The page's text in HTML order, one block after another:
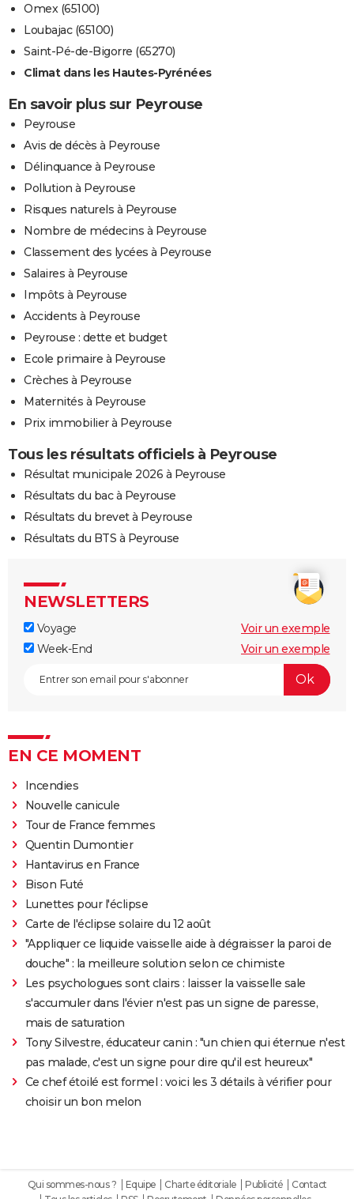
Omex (65100)
Loubajac (65100)
Saint-Pé-de-Bigorre (65270)
Climat dans les Hautes-Pyrénées
En savoir plus sur Peyrouse
Peyrouse
Avis de décès à Peyrouse
Délinquance à Peyrouse
Pollution à Peyrouse
Risques naturels à Peyrouse
Nombre de médecins à Peyrouse
Classement des lycées à Peyrouse
Salaires à Peyrouse
Impôts à Peyrouse
Accidents à Peyrouse
Peyrouse : dette et budget
Ecole primaire à Peyrouse
Crèches à Peyrouse
Maternités à Peyrouse
Prix immobilier à Peyrouse
Tous les résultats officiels à Peyrouse
Résultat municipale 2026 à Peyrouse
Résultats du bac à Peyrouse
Résultats du brevet à Peyrouse
Résultats du BTS à Peyrouse
NEWSLETTERS
Voyage
Voir un exemple
Week-End
Voir un exemple
EN CE MOMENT
Incendies
Nouvelle canicule
Tour de France femmes
Quentin Dumontier
Hantavirus en France
Bison Futé
Lunettes pour l'éclipse
Carte de l'éclipse solaire du 12 août
"Appliquer ce liquide vaisselle aide à dégraisser la paroi de
douche" : la meilleure solution selon ce chimiste
Les psychologues sont clairs : laisser la vaisselle sale
s'accumuler dans l'évier n'est pas un signe de paresse,
mais de saturation
Tony Silvestre, éducateur canin : "un chien qui éternue n'est
pas malade, c'est un signe pour dire qu'il est heureux"
Ce chef étoilé est formel : voici les 3 détails à vérifier pour
choisir un bon melon
Qui sommes-nous ? Equipe Charte éditoriale Publicité
Contact